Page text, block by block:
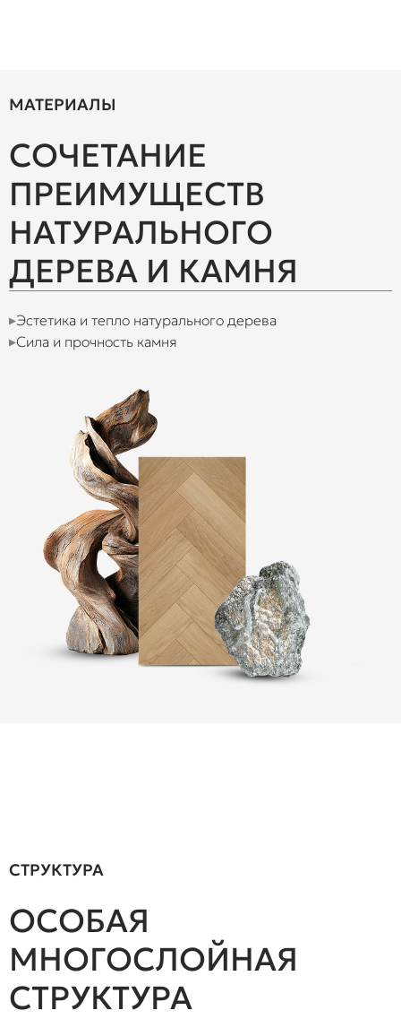
МАТЕРИАЛЫ
СОЧЕТАНИЕ
ПРЕИМУЩЕСТВ
НАТУРАЛЬНОГО
ДЕРЕВА И КАМНЯ
Эстетика и тепло натурального дерева
Сила и прочность камня
СТРУКТУРА
ОСОБАЯ
МНОГОСЛОЙНАЯ
СТРУКТУРА